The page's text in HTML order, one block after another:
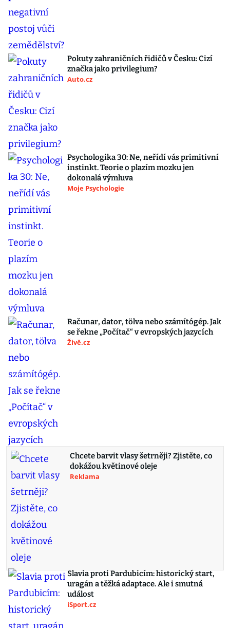
Pokuty zahraničních řidičů v Česku: Cizí
značka jako privilegium?
Auto.cz
Psychologika 30: Ne, neřídí vás primitivní
instinkt. Teorie o plazím mozku jen
dokonalá výmluva
Moje Psychologie
Računar, dator, tölva nebo számítógép. Jak
se řekne „Počítač“ v evropských jazycích
Živě.cz
Chcete barvit vlasy šetrněji? Zjistěte, co
dokážou květinové oleje
Reklama
Slavia proti Pardubicím: historický start,
uragán a těžká adaptace. Ale i smutná
událost
iSport.cz